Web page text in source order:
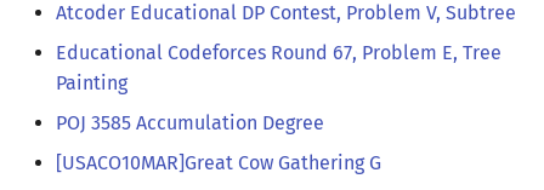
Atcoder Educational DP Contest, Problem V, Subtree
Educational Codeforces Round 67, Problem E, Tree
Painting
POJ 3585 Accumulation Degree
[USACO10MAR]Great Cow Gathering G